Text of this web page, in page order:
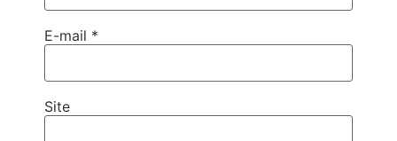
E-mail *
Site